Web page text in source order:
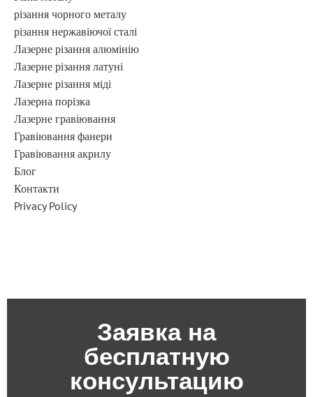
різання чорного металу
різання нержавіючої сталі
Лазерне різання алюмінію
Лазерне різання латуні
Лазерне різання міді
Лазерна порізка
Лазерне гравіювання
Гравіювання фанери
Гравіювання акрилу
Блог
Контакти
Privacy Policy
Заявка на
бесплатную
консультацию